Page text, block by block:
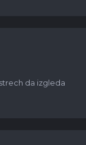
da izgleda